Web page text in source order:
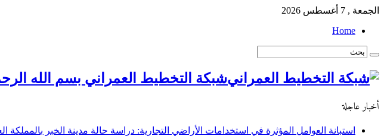
الجمعة , 7 أغسطس 2026
Home
شبكة التخطيط العمراني بسم الله
أخبار عاجلة
استبانة العوامل المؤثرة في استخدامات الأراضي التجارية: دراسة حالة مدينة الخبر بالمملكة